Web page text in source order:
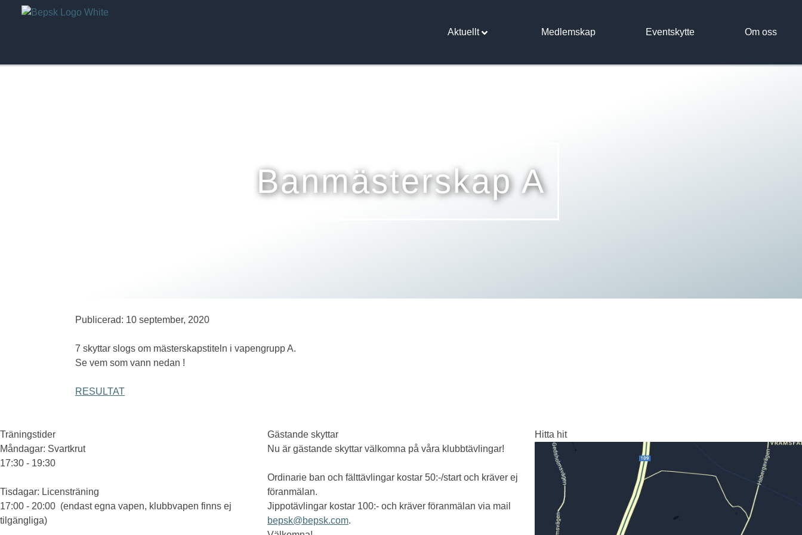
Aktuellt Medlemskap Eventskytte Om oss
Banmästerskap A
Publicerad: 10 september, 2020
7 skyttar slogs om mästerskapstiteln i vapengrupp A.
Se vem som vann nedan !
RESULTAT
Träningstider
Måndagar: Svartkrut
17:30 - 19:30
Tisdagar: Licensträning
17:00 - 20:00 (endast egna vapen, klubbvapen finns ej
tilgängliga)
Gästande skyttar
Nu är gästande skyttar välkomna på våra klubbtävlingar!
Ordinarie ban och fälttävlingar kostar 50:-/start och kräver ej
föranmälan.
Jippotävlingar kostar 100:- och kräver föranmälan via mail
bepsk@bepsk.com.
Hitta hit